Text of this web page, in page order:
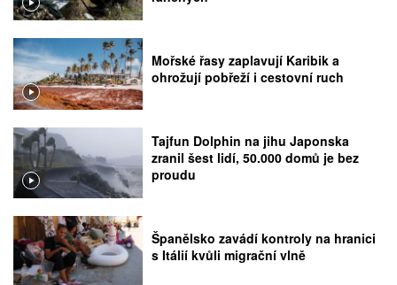
Mořské řasy zaplavují Karibik a
ohrožují pobřeží i cestovní ruch
Tajfun Dolphin na jihu Japonska
zranil šest lidí, 50.000 domů je bez
proudu
Španělsko zavádí kontroly na hranici
s Itálií kvůli migrační vlně